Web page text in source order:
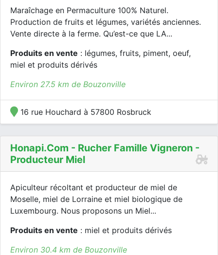
Maraîchage en Permaculture 100% Naturel.
Production de fruits et légumes, variétés anciennes.
Vente directe à la ferme. Qu’est-ce que LA...
Produits en vente : légumes, fruits, piment, oeuf,
miel et produits dérivés
Environ 27.5 km de Bouzonville
16 rue Houchard à 57800 Rosbruck
Honapi.com - Rucher Famille Vigneron -
Producteur Miel
Apiculteur récoltant et producteur de miel de
Moselle, miel de Lorraine et miel biologique de
Luxembourg. Nous proposons un Miel...
Produits en vente : miel et produits dérivés
Environ 30.4 km de Bouzonville